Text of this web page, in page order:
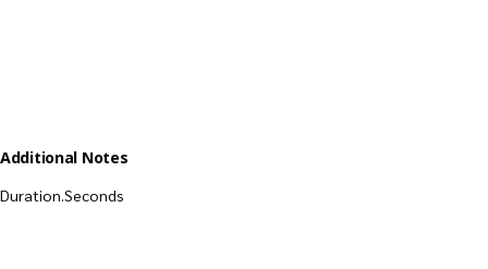
Additional Notes
Duration.Seconds